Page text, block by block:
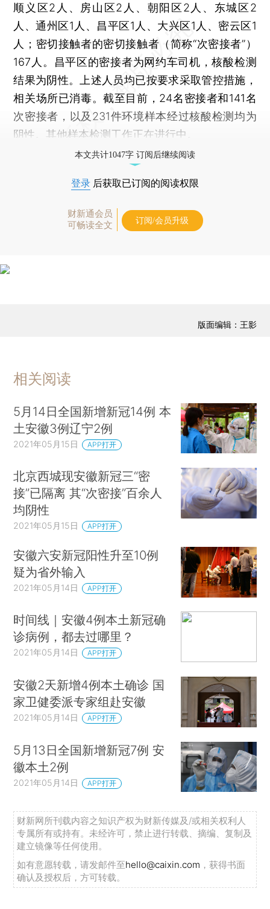
顺义区2人、房山区2人、朝阳区2人、东城区2
人、通州区1人、昌平区1人、大兴区1人、密云区1
人；密切接触者的密切接触者（简称“次密接者”）
167人。昌平区的密接者为网约车司机，核酸检测
结果为阴性。上述人员均已按要求采取管控措施，
相关场所已消毒。截至目前，24名密接者和141名
次密接者，以及231件环境样本经过核酸检测均为
阴性。其他样本检测工作正在进行中。
本文共计1047字 订阅后继续阅读
登录 后获取已订阅的阅读权限
财新通会员
可畅读全文
订阅/会员升级
版面编辑：王影
相关阅读
5月14日全国新增新冠14例 本
土安徽3例辽宁2例
2021年05月15日 APP打开
北京西城现安徽新冠三“密
接”已隔离 其“次密接”百余人
均阴性
2021年05月15日 APP打开
安徽六安新冠阳性升至10例
疑为省外输入
2021年05月14日 APP打开
时间线｜安徽4例本土新冠确
诊病例，都去过哪里？
2021年05月14日 APP打开
安徽2天新增4例本土确诊 国
家卫健委派专家组赴安徽
2021年05月14日 APP打开
5月13日全国新增新冠7例 安
徽本土2例
2021年05月14日 APP打开
财新网所刊载内容之知识产权为财新传媒及/或相关权利人
专属所有或持有。未经许可，禁止进行转载、摘编、复制及
建立镜像等任何使用。
如有意愿转载，请发邮件至hello@caixin.com ，获得书面
确认及授权后，方可转载。